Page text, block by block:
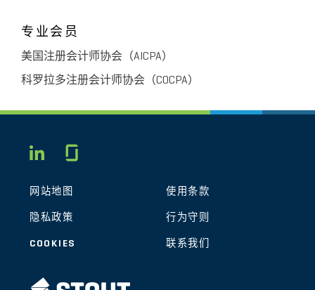
专业会员
美国注册会计师协会（AICPA）
科罗拉多注册会计师协会（COCPA）
LINKEDIN
网站地图 使用条款
隐私政策 行为守则
COOKIES 联系我们
STOUT LOGO